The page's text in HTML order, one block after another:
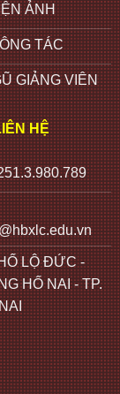
ẢNH
TÁC
GIẢNG VIÊN
HỆ
LỘ ĐỨC -
HỐ NAI - TP.